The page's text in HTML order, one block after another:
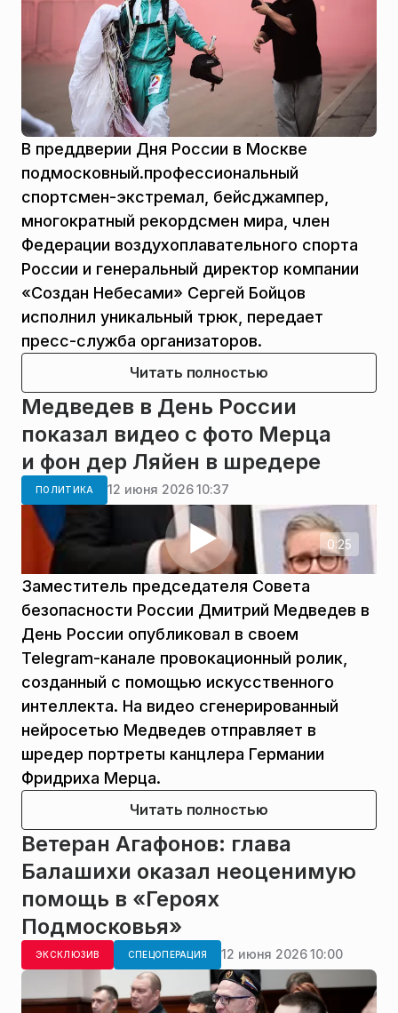
В преддверии Дня России в Москве
подмосковный.профессиональный
спортсмен-экстремал, бейсджампер,
многократный рекордсмен мира, член
Федерации воздухоплавательного спорта
России и генеральный директор компании
«Создан Небесами» Сергей Бойцов
исполнил уникальный трюк, передает
пресс-служба организаторов.
Читать полностью
Медведев в День России
показал видео с фото Мерца
и фон дер Ляйен в шредере
ПОЛИТИКА 12 июня 2026 10:37
0:25
Заместитель председателя Совета
безопасности России Дмитрий Медведев в
День России опубликовал в своем
Telegram-канале провокационный ролик,
созданный с помощью искусственного
интеллекта. На видео сгенерированный
нейросетью Медведев отправляет в
шредер портреты канцлера Германии
Фридриха Мерца.
Читать полностью
Ветеран Агафонов: глава
Балашихи оказал неоценимую
помощь в «Героях
Подмосковья»
ЭКСКЛЮЗИВ СПЕЦОПЕРАЦИЯ 12 июня 2026 10:00